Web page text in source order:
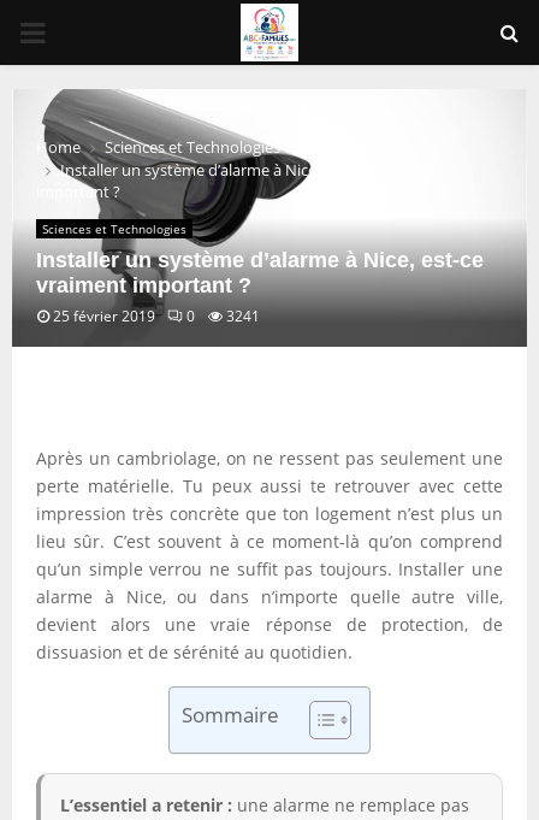
PRIMARY
MENU
Home
Sciences et Technologies
Installer un système d’alarme à Nice, est-ce vraiment
important ?
Sciences et Technologies
Installer un système d’alarme à Nice, est-ce
vraiment important ?
25 février 2019 0 3241
Après un cambriolage, on ne ressent pas seulement une
perte matérielle. Tu peux aussi te retrouver avec cette
impression très concrète que ton logement n’est plus un
lieu sûr. C’est souvent à ce moment-là qu’on comprend
qu’un simple verrou ne suffit pas toujours. Installer une
alarme à Nice, ou dans n’importe quelle autre ville,
devient alors une vraie réponse de protection, de
dissuasion et de sérénité au quotidien.
Sommaire
L’essentiel a retenir : une alarme ne remplace pas